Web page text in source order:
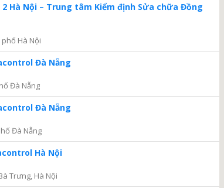
Hà Nội – Trung tâm Kiểm định Sửa chữa Đồng
Hà Nội
Đà Nẵng
Đà Nẵng
Đà Nẵng
Đà Nẵng
Hà Nội
Trưng, Hà Nội